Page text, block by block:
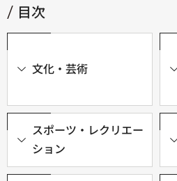
目次
文化・芸術
スポーツ・レクリエー
ション